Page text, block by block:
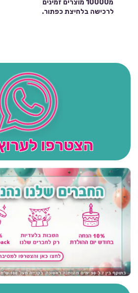
מ10000 מוצרים זמינים
לרכישה בלחיצת כפתור.
הצטרפו